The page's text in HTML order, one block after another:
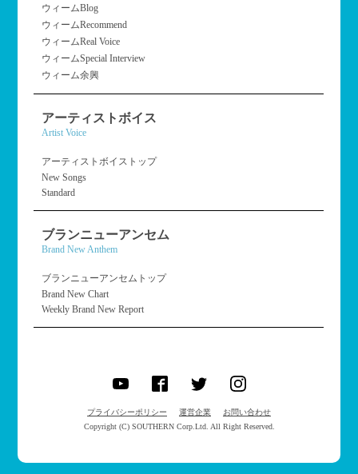
ウィームBlog
ウィームRecommend
ウィームReal Voice
ウィームSpecial Interview
ウィーム余興
アーティストボイス
Artist Voice
アーティストボイストップ
New Songs
Standard
ブランニューアンセム
Brand New Anthem
ブランニューアンセムトップ
Brand New Chart
Weekly Brand New Report
プライバシーポリシー 運営企業
お問い合わせ
Copyright (C) SOUTHERN Corp.Ltd. All Right Reserved.